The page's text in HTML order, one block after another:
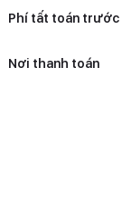
Phí tất toán trước
Nơi thanh toán